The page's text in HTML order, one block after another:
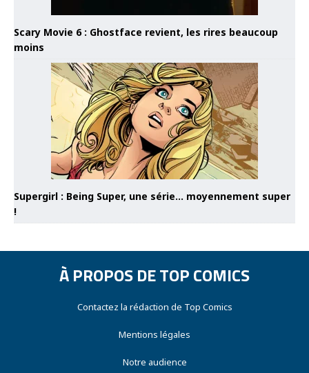
Scary Movie 6 : Ghostface revient, les rires beaucoup
moins
Supergirl : Being Super, une série… moyennement super
!
À PROPOS DE TOP COMICS
Contactez la rédaction de Top Comics
Mentions légales
Notre audience